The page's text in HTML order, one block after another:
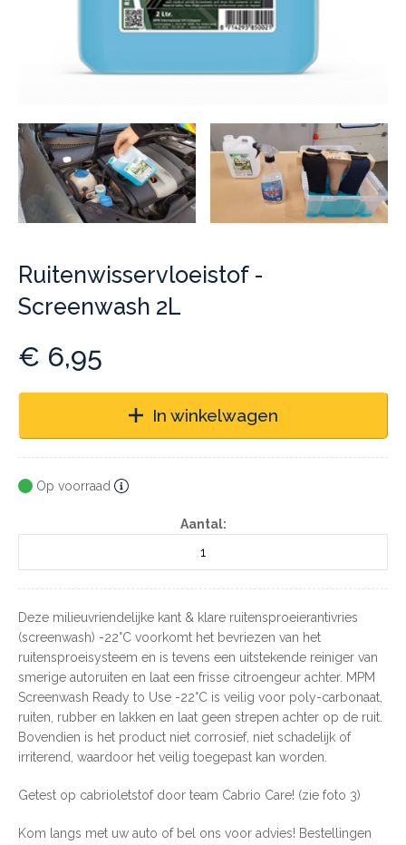
Ruitenwisservloeistof -
Screenwash 2L
€ 6,95
In winkelwagen
Op voorraad
Aantal:
Deze milieuvriendelijke kant & klare ruitensproeierantivries
(screenwash) -22°C voorkomt het bevriezen van het
ruitensproeisysteem en is tevens een uitstekende reiniger van
smerige autoruiten en laat een frisse citroengeur achter. MPM
Screenwash Ready to Use -22°C is veilig voor poly-carbonaat,
ruiten, rubber en lakken en laat geen strepen achter op de ruit.
Bovendien is het product niet corrosief, niet schadelijk of
irriterend, waardoor het veilig toegepast kan worden.
Getest op cabrioletstof door team Cabrio Care! (zie foto 3)
Kom langs met uw auto of bel ons voor advies! Bestellingen